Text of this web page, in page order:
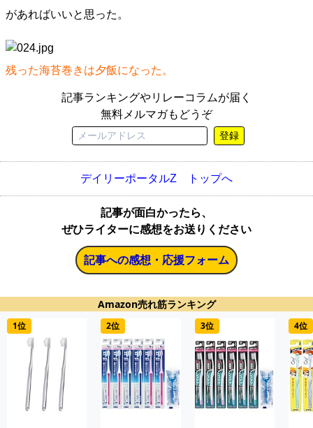
があればいいと思った。
残った海苔巻きは夕飯になった。
記事ランキングやリレーコラムが届く
無料メルマガもどうぞ
登録
デイリーポータルZ トップへ
記事が面白かったら、
ぜひライターに感想をお送りください
記事への感想・応援フォーム
Amazon売れ筋ランキング
1位 2位 3位 4位